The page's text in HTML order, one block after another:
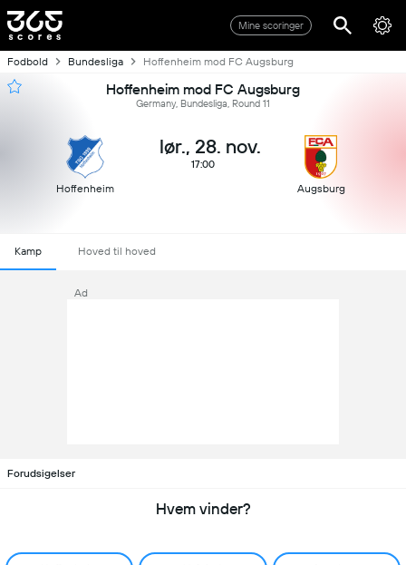
Mine scoringer
Fodbold Bundesliga Hoffenheim mod FC Augsburg
Hoffenheim mod FC Augsburg
Germany, Bundesliga, Round 11
Hoffenheim
lør., 28. nov.
17:00
Augsburg
Kamp Hoved til hoved
Ad
Forudsigelser
Hvem vinder?